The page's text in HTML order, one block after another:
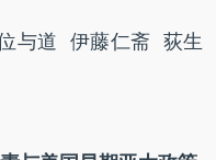
与道 伊藤仁斋 荻生